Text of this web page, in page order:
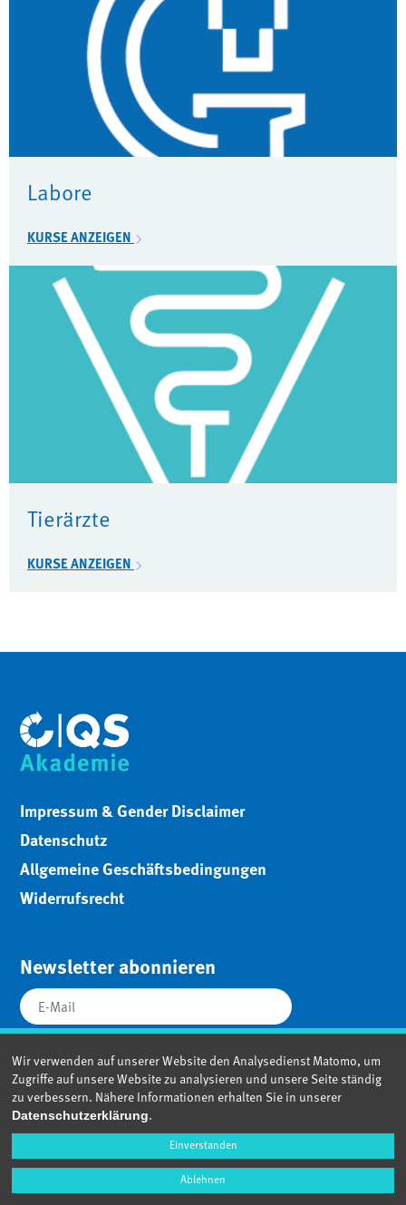
Wir verwenden auf unserer Website den Analysedienst Matomo, um
Zugriffe auf unsere Website zu analysieren und unsere Seite ständig
zu verbessern. Nähere Informationen erhalten Sie in unserer
Datenschutzerklärung.
Einverstanden
Ablehnen
Labore
KURSE ANZEIGEN
Tierärzte
KURSE ANZEIGEN
Impressum & Gender Disclaimer
Datenschutz
Allgemeine Geschäftsbedingungen
Widerrufsrecht
Newsletter abonnieren